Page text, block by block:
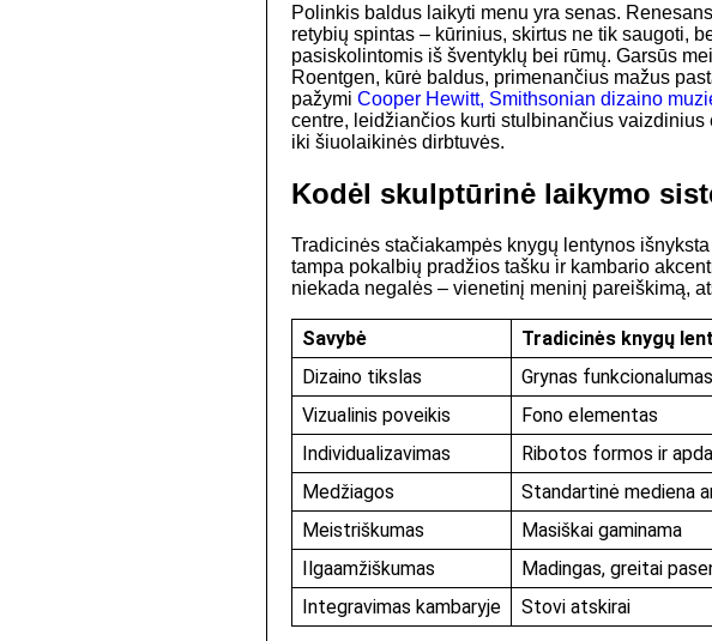
Polinkis baldus laikyti menu yra senas.
retybių spintas – kūrinius, skirtus ne tik saugoti,
pasiskolintomis iš šventyklų bei rūmų. Garsūs
Roentgen, kūrė baldus, primenančius mažus
pažymi Cooper Hewitt, Smithsonian dizaino
centre, leidžiančios kurti stulbinančius
iki šiuolaikinės dirbtuvės.
Kodėl skulptūrinė laikymo
Tradicinės stačiakampės knygų lentynos
tampa pokalbių pradžios tašku ir kambario
niekada negalės – vienetinį meninį pareiškimą,
Savybė Tradicinės knygų
Dizaino tikslas
Grynas funkcionalumas
Vizualinis poveikis
Fono elementas
Individualizavimas
Ribotos formos ir
Medžiagos
Standartinė mediena
Meistriškumas
Masiškai gaminama
Ilgaamžiškumas
Madingas, greitai
Integravimas kambaryje
Stovi atskirai